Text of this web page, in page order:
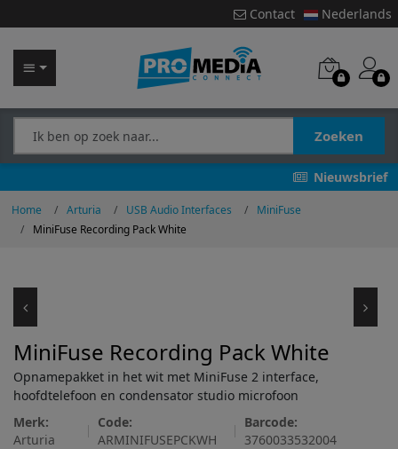
Contact Nederlands
Zoeken
Nieuwsbrief
Home Arturia USB Audio Interfaces
MiniFuse
MiniFuse Recording Pack White
MiniFuse Recording Pack White
Opnamepakket in het wit met MiniFuse 2 interface,
hoofdtelefoon en condensator studio microfoon
Merk:
Arturia
Code:
ARMINIFUSEPCKWH
Barcode:
3760033532004